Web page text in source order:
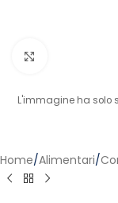
L'immagine ha solo
Home/Alimentari/